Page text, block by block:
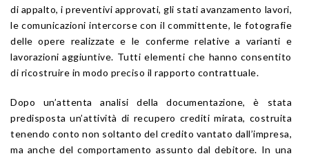
di appalto, i preventivi approvati, gli stati avanzamento lavori,
le comunicazioni intercorse con il committente, le fotografie
delle opere realizzate e le conferme relative a varianti e
lavorazioni aggiuntive. Tutti elementi che hanno consentito
di ricostruire in modo preciso il rapporto contrattuale.
Dopo un’attenta analisi della documentazione, è stata
predisposta un’attività di recupero crediti mirata, costruita
tenendo conto non soltanto del credito vantato dall’impresa,
ma anche del comportamento assunto dal debitore. In una